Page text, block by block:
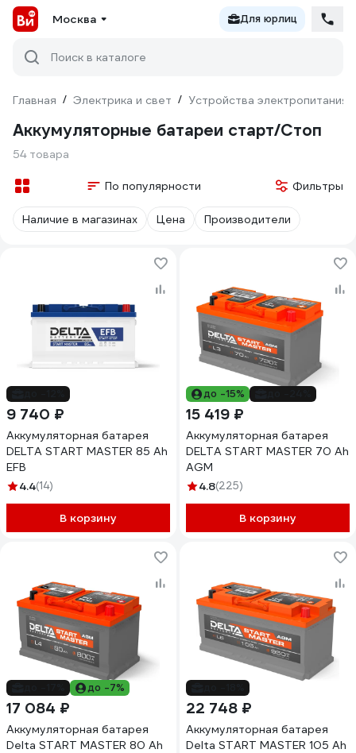
Москва Для юрлиц
Поиск в каталоге
Главная / Электрика и свет / Устройства электропитания
Аккумуляторные батареи старт/Стоп
54 товара
По популярности Фильтры
Наличие в магазинах Цена Производители
9 740 ₽
Аккумуляторная батарея
DELTA START MASTER 85 Ah
EFB
4.4(14)
В корзину
до -15%
15 419 ₽
Аккумуляторная батарея
DELTA START MASTER 70 Ah
AGM
4.8(225)
В корзину
до -7%
17 084 ₽
Аккумуляторная батарея
Delta START MASTER 80 Ah
22 748 ₽
Аккумуляторная батарея
Delta START MASTER 105 Ah